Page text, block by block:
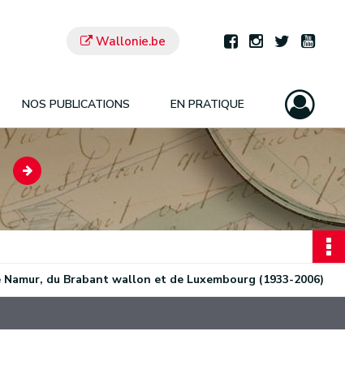
Wallonie.be
NOS PUBLICATIONS EN PRATIQUE
du Brabant wallon et de Luxembourg (1933-2006)